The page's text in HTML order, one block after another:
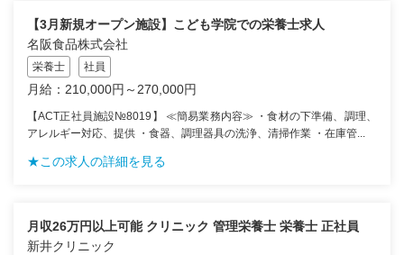
【3月新規オープン施設】こども学院での栄養士求人
名阪食品株式会社
栄養士 社員
月給：210,000円～270,000円
【ACT正社員施設№8019】 ≪簡易業務内容≫ ・食材の下準備、調理、
アレルギー対応、提供 ・食器、調理器具の洗浄、清掃作業 ・在庫管...
★この求人の詳細を見る
月収26万円以上可能 クリニック 管理栄養士 栄養士 正社員
新井クリニック